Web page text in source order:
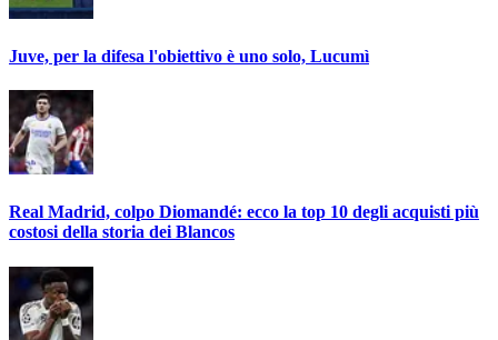
Juve, per la difesa l'obiettivo è uno solo, Lucumì
Real Madrid, colpo Diomandé: ecco la top 10 degli acquisti più
costosi della storia dei Blancos